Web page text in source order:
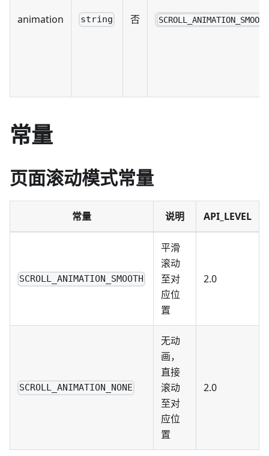
animation string 否 SCROLL_ANIMATION_SMOOTH
常量
页面滚动模式常量
常量 说明 API_LEVEL
SCROLL_ANIMATION_SMOOTH
平滑
滚动
至对
应位
置
2.0
SCROLL_ANIMATION_NONE
无动
画，
直接
滚动
至对
应位
置
2.0